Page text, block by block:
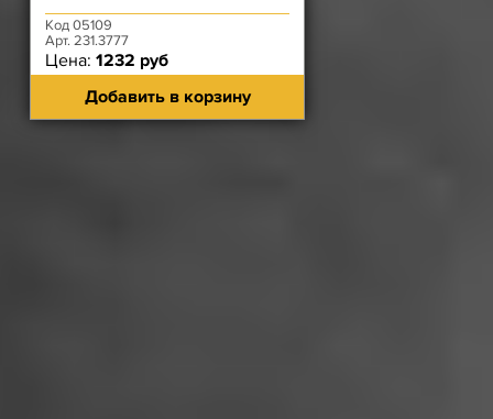
Код 05109
Арт. 231.3777
Цена: 1232 руб
Добавить в корзину